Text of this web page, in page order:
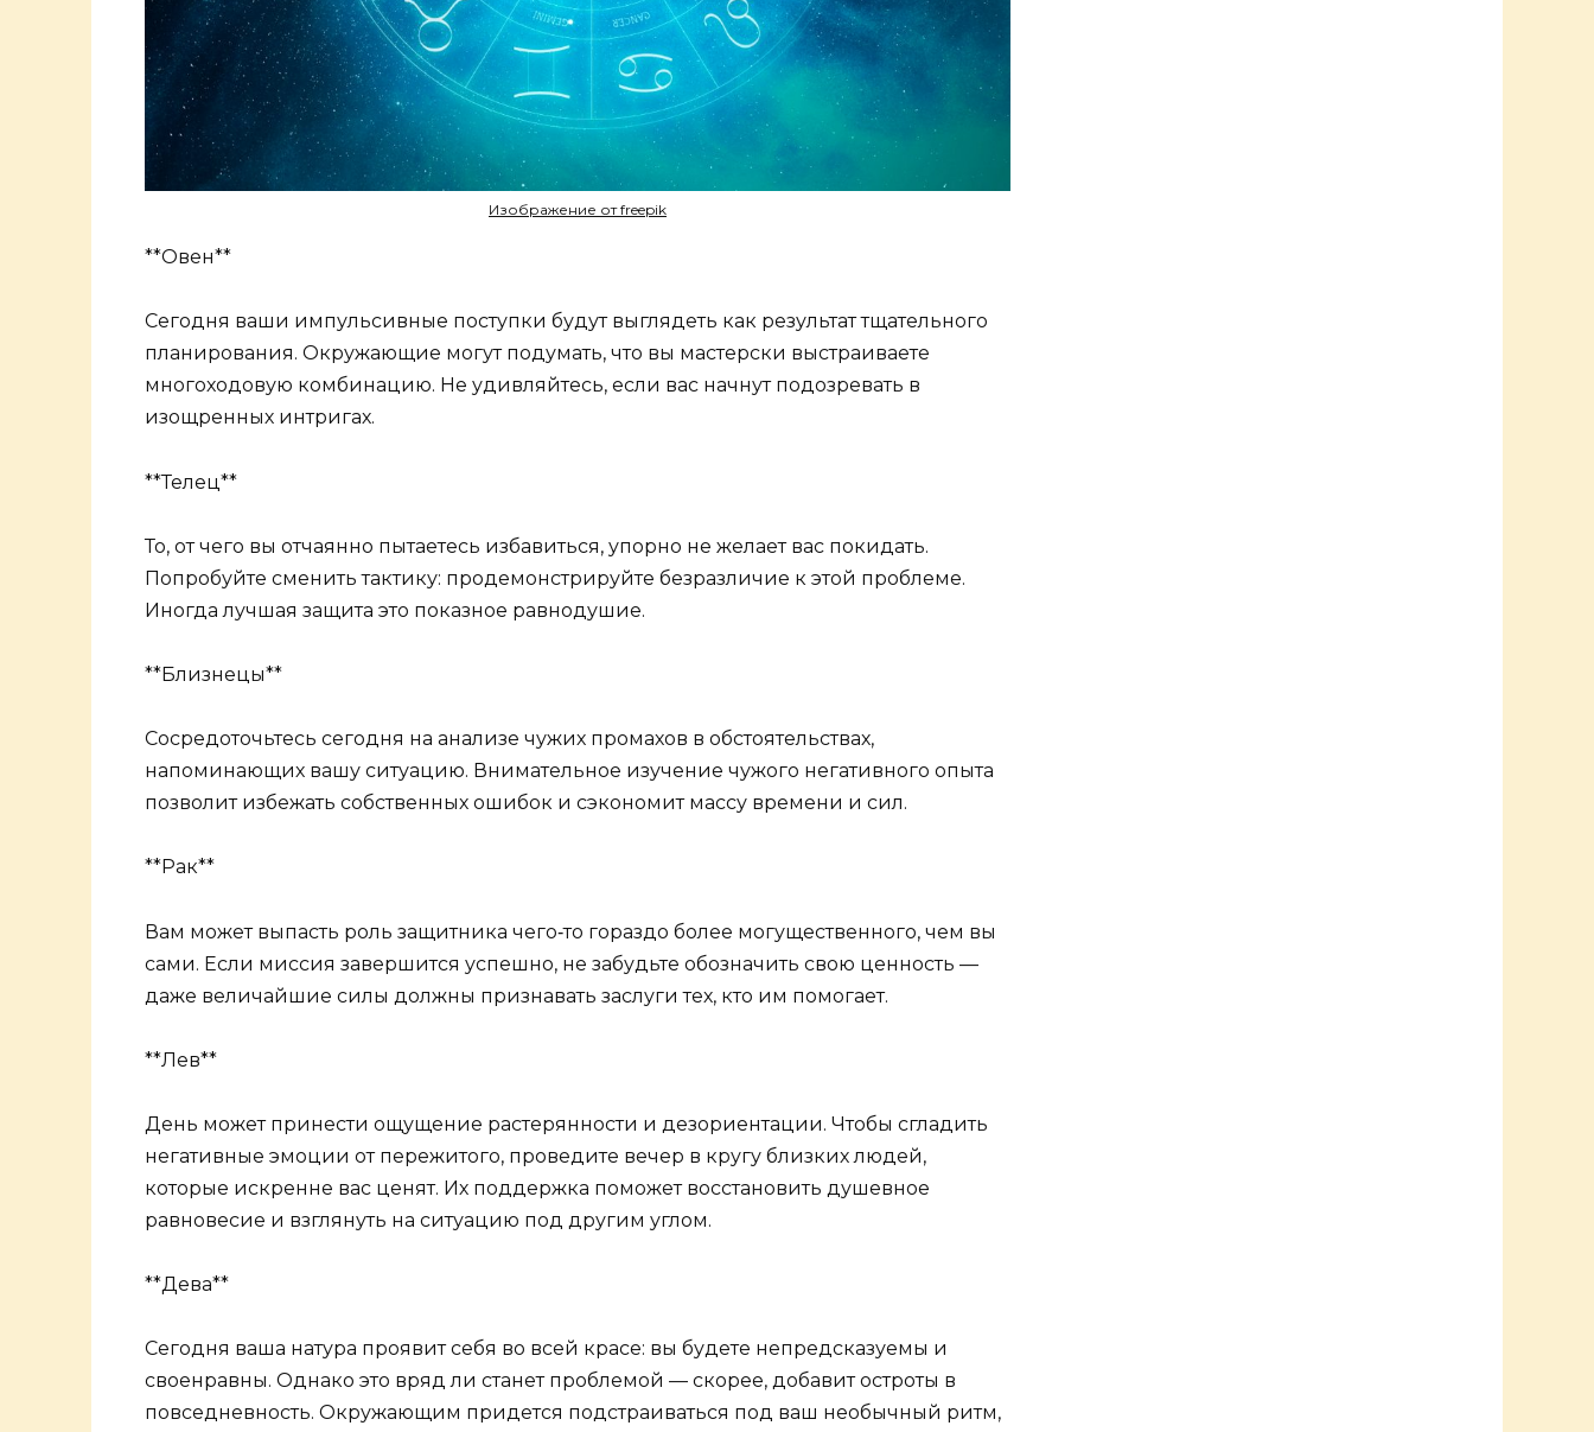
Изображение от freepik
**Овен**
Сегодня ваши импульсивные поступки будут выглядеть как результат тщательного
планирования. Окружающие могут подумать, что вы мастерски выстраиваете
многоходовую комбинацию. Не удивляйтесь, если вас начнут подозревать в
изощренных интригах.
**Телец**
То, от чего вы отчаянно пытаетесь избавиться, упорно не желает вас покидать.
Попробуйте сменить тактику: продемонстрируйте безразличие к этой проблеме.
Иногда лучшая защита это показное равнодушие.
**Близнецы**
Сосредоточьтесь сегодня на анализе чужих промахов в обстоятельствах,
напоминающих вашу ситуацию. Внимательное изучение чужого негативного опыта
позволит избежать собственных ошибок и сэкономит массу времени и сил.
**Рак**
Вам может выпасть роль защитника чего‑то гораздо более могущественного, чем вы
сами. Если миссия завершится успешно, не забудьте обозначить свою ценность —
даже величайшие силы должны признавать заслуги тех, кто им помогает.
**Лев**
День может принести ощущение растерянности и дезориентации. Чтобы сгладить
негативные эмоции от пережитого, проведите вечер в кругу близких людей,
которые искренне вас ценят. Их поддержка поможет восстановить душевное
равновесие и взглянуть на ситуацию под другим углом.
**Дева**
Сегодня ваша натура проявит себя во всей красе: вы будете непредсказуемы и
своенравны. Однако это вряд ли станет проблемой — скорее, добавит остроты в
повседневность. Окружающим придется подстраиваться под ваш необычный ритм,